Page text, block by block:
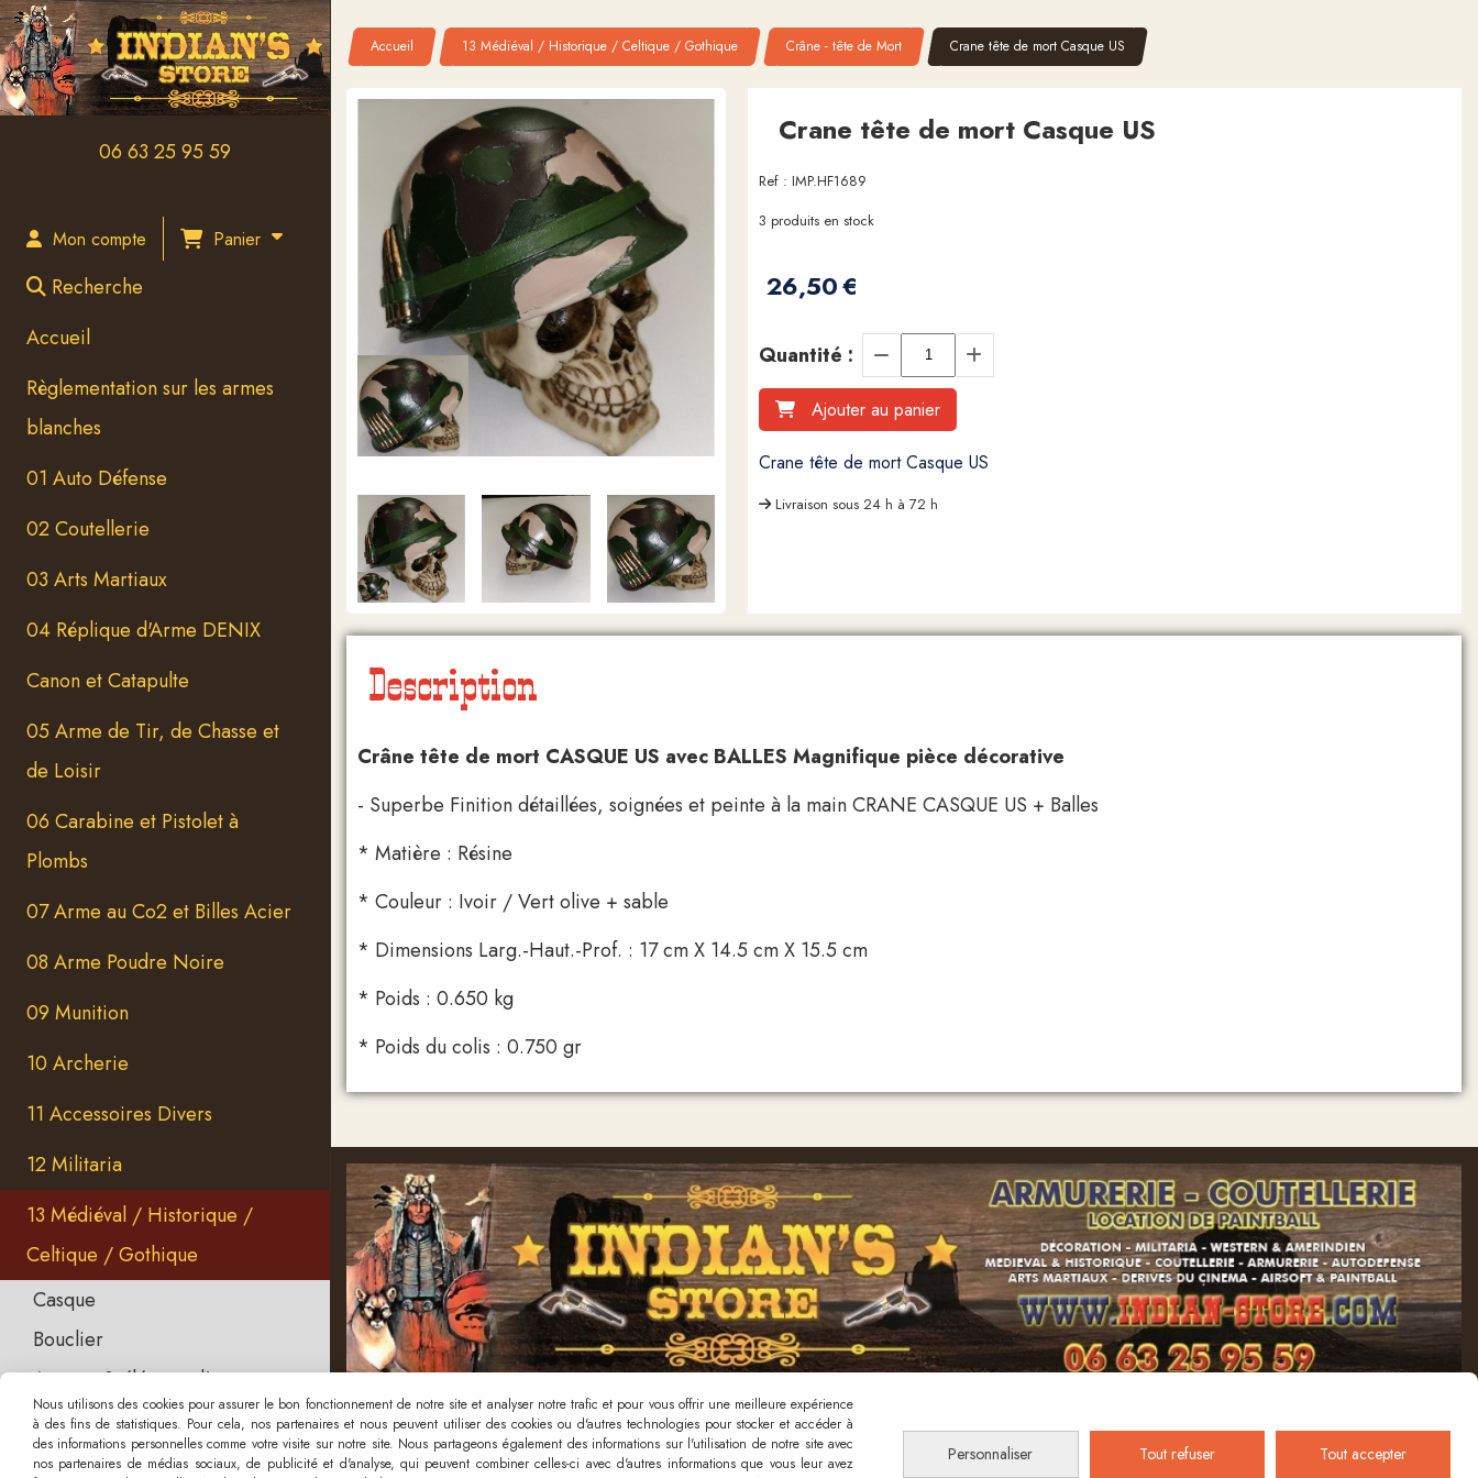
06 63 25 95 59
Mon compte Panier
Recherche
Accueil
Règlementation sur les armes
blanches
01 Auto Défense
02 Coutellerie
03 Arts Martiaux
04 Réplique d'Arme DENIX
Canon et Catapulte
05 Arme de Tir, de Chasse et
de Loisir
06 Carabine et Pistolet à
Plombs
07 Arme au Co2 et Billes Acier
08 Arme Poudre Noire
09 Munition
10 Archerie
11 Accessoires Divers
12 Militaria
13 Médiéval / Historique /
Celtique / Gothique
Casque
Bouclier
Armure & élément d'armure
Poignard et Dague d'Apparat
Poignard et Dague Forgés
Accueil 13 Médiéval / Historique / Celtique / Gothique Crâne - tête de Mort Crane tête de mort Casque US
Crane tête de mort Casque US
Ref : IMP.HF1689
26,50€
3 produits en stock
Quantité :
Ajouter au panier
Crane tête de mort Casque US
Livraison sous 24 h à 72 h
Description
Crâne tête de mort CASQUE US avec BALLES Magnifique pièce décorative
- Superbe Finition détaillées, soignées et peinte à la main CRANE CASQUE US + Balles
* Matière : Résine
* Couleur : Ivoir / Vert olive + sable
* Dimensions Larg.-Haut.-Prof. : 17 cm X 14.5 cm X 15.5 cm
* Poids : 0.650 kg
* Poids du colis : 0.750 gr
Nous contacter
Panneau de gestion des cookies
Nous utilisons des cookies pour assurer le bon fonctionnement de notre site et analyser notre trafic et pour vous offrir une meilleure expérience
à des fins de statistiques. Pour cela, nos partenaires et nous peuvent utiliser des cookies ou d'autres technologies pour stocker et accéder à
des informations personnelles comme votre visite sur notre site. Nous partageons également des informations sur l'utilisation de notre site avec
nos partenaires de médias sociaux, de publicité et d'analyse, qui peuvent combiner celles-ci avec d'autres informations que vous leur avez
Personnaliser Tout refuser Tout accepter